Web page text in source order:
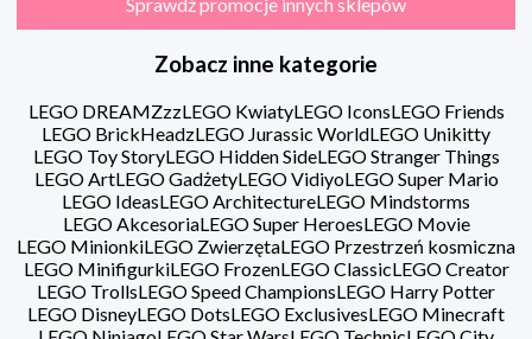
Zobacz inne kategorie
LEGO DREAMZzzLEGO KwiatyLEGO IconsLEGO Friends
LEGO BrickHeadzLEGO Jurassic WorldLEGO Unikitty
LEGO Toy StoryLEGO Hidden SideLEGO Stranger Things
LEGO ArtLEGO GadżetyLEGO VidiyoLEGO Super Mario
LEGO IdeasLEGO ArchitectureLEGO Mindstorms
LEGO AkcesoriaLEGO Super HeroesLEGO Movie
LEGO MinionkiLEGO ZwierzętaLEGO Przestrzeń kosmiczna
LEGO MinifigurkiLEGO FrozenLEGO ClassicLEGO Creator
LEGO TrollsLEGO Speed ChampionsLEGO Harry Potter
LEGO DisneyLEGO DotsLEGO ExclusivesLEGO Minecraft